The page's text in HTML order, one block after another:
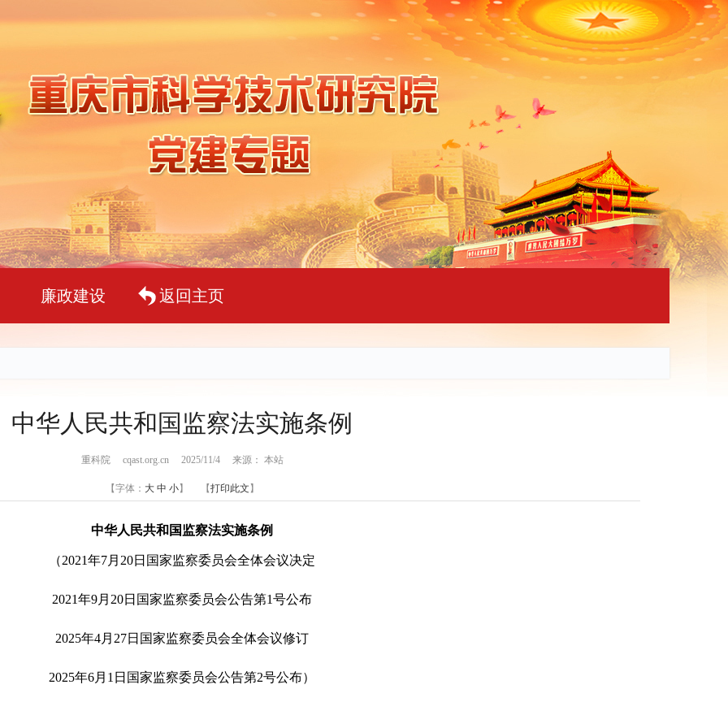
廉政建设 返回主页
中华人民共和国监察法实施条例
重科院 cqast.org.cn 2025/11/4 来源： 本站
【字体： 大 中 小】 【打印此文 】
中华人民共和国监察法实施条例
（2021年7月20日国家监察委员会全体会议决定
2021年9月20日国家监察委员会公告第1号公布
2025年4月27日国家监察委员会全体会议修订
2025年6月1日国家监察委员会公告第2号公布）